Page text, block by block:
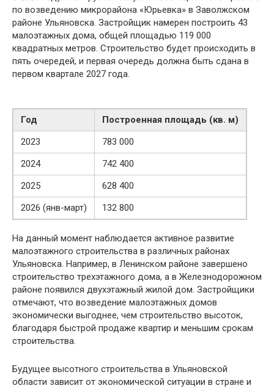
по возведению микрорайона «Юрьевка» в Заволжском
районе Ульяновска. Застройщик намерен построить 43
малоэтажных дома, общей площадью 119 000
квадратных метров. Строительство будет происходить в
пять очередей, и первая очередь должна быть сдана в
первом квартале 2027 года.
Год
Построенная площадь (кв. м)
2023
783 000
2024
742 400
2025
628 400
2026 (янв-март)
132 800
На данный момент наблюдается активное развитие
малоэтажного строительства в различных районах
Ульяновска. Например, в Ленинском районе завершено
строительство трехэтажного дома, а в Железнодорожном
районе появился двухэтажный жилой дом. Застройщики
отмечают, что возведение малоэтажных домов
экономически выгоднее, чем строительство высоток,
благодаря быстрой продаже квартир и меньшим срокам
строительства.
Будущее высотного строительства в Ульяновской
области зависит от экономической ситуации в стране и